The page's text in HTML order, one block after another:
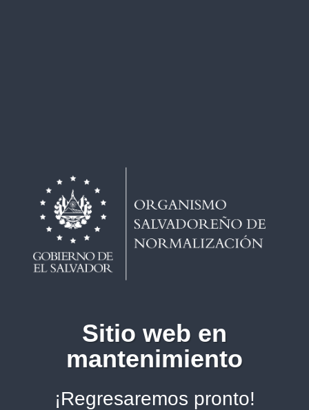
Sitio web en
mantenimiento
¡Regresaremos pronto!